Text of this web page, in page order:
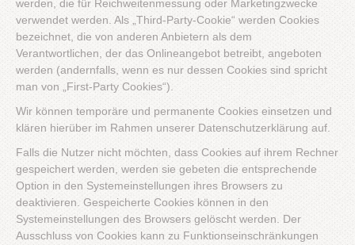
werden, die für Reichweitenmessung oder Marketingzwecke
verwendet werden. Als „Third-Party-Cookie“ werden Cookies
bezeichnet, die von anderen Anbietern als dem
Verantwortlichen, der das Onlineangebot betreibt, angeboten
werden (andernfalls, wenn es nur dessen Cookies sind spricht
man von „First-Party Cookies“).
Wir können temporäre und permanente Cookies einsetzen und
klären hierüber im Rahmen unserer Datenschutzerklärung auf.
Falls die Nutzer nicht möchten, dass Cookies auf ihrem Rechner
gespeichert werden, werden sie gebeten die entsprechende
Option in den Systemeinstellungen ihres Browsers zu
deaktivieren. Gespeicherte Cookies können in den
Systemeinstellungen des Browsers gelöscht werden. Der
Ausschluss von Cookies kann zu Funktionseinschränkungen